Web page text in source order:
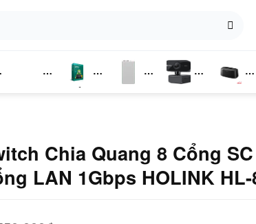
Phần
Chia Quang 8 Cổng SC
LAN 1Gbps HOLINK HL-